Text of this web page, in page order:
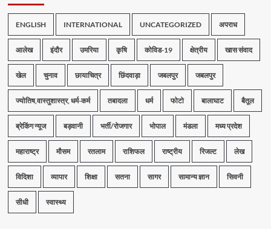
ENGLISH INTERNATIONAL UNCATEGORIZED अपराध
आलेख इंदौर उमरिया कृषि कोविड-19 क्षेत्रीय खास संवाद
खेल चुनाव छायाचित्र छिंदवाड़ा जबलपुर जबलपुर
ज्योतिष,वास्तुशास्त्र, धर्म-कर्म तबादला धर्म फोटो बालाघाट बैतूल
ब्रेकिंग न्यूज बड़वानी भर्ती/रोजगार भोपाल मंडला मध्य प्रदेश
महाराष्ट्र मौसम रतलाम राशिफल राष्ट्रीय रिजल्ट लेख
विदिशा व्यापार शिक्षा सतना सागर सामान्य ज्ञान सिवनी
सीधी स्वास्थ्य